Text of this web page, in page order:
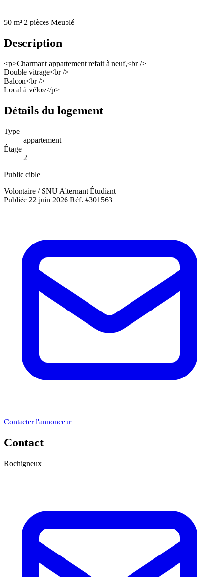
50 m² 2 pièces Meublé
Description
<p>Charmant appartement refait à neuf,<br />
Double vitrage<br />
Balcon<br />
Local à vélos</p>
Détails du logement
Type
appartement
Étage
2
Public cible
Volontaire / SNU Alternant Étudiant
Publiée 22 juin 2026 Réf. #301563
Contacter l'annonceur
Contact
Rochigneux